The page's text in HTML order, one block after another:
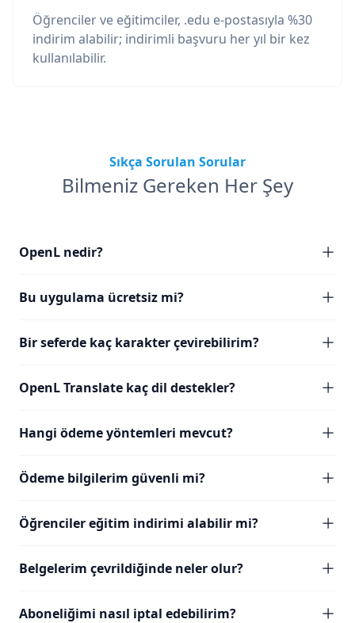
Öğrenciler ve eğitimciler, .edu e-postasıyla %30
indirim alabilir; indirimli başvuru her yıl bir kez
kullanılabilir.
Sıkça Sorulan Sorular
Bilmeniz Gereken Her Şey
OpenL nedir?
Bu uygulama ücretsiz mi?
Bir seferde kaç karakter çevirebilirim?
OpenL Translate kaç dil destekler?
Hangi ödeme yöntemleri mevcut?
Ödeme bilgilerim güvenli mi?
Öğrenciler eğitim indirimi alabilir mi?
Belgelerim çevrildiğinde neler olur?
Aboneliğimi nasıl iptal edebilirim?